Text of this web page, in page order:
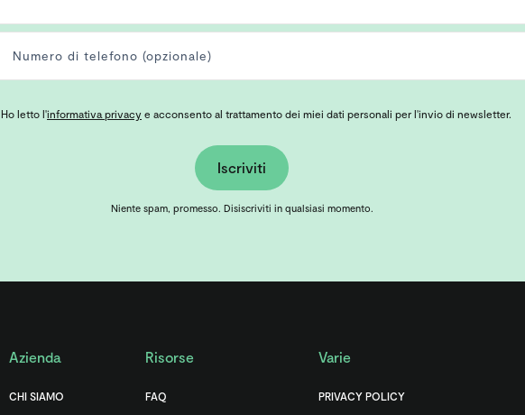
Ho letto l'informativa privacy e acconsento al trattamento dei miei dati personali per l'invio di newsletter.
Iscriviti
Niente spam, promesso. Disiscriviti in qualsiasi momento.
Azienda
CHI SIAMO
Risorse
FAQ
Varie
PRIVACY POLICY